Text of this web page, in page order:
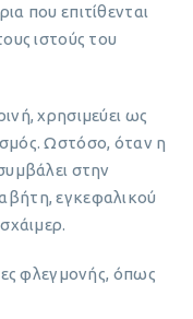
που επιτίθενται
ιστούς του
χρησιμεύει ως
Ωστόσο, όταν η
στην
εγκεφαλικού
φλεγμονής, όπως